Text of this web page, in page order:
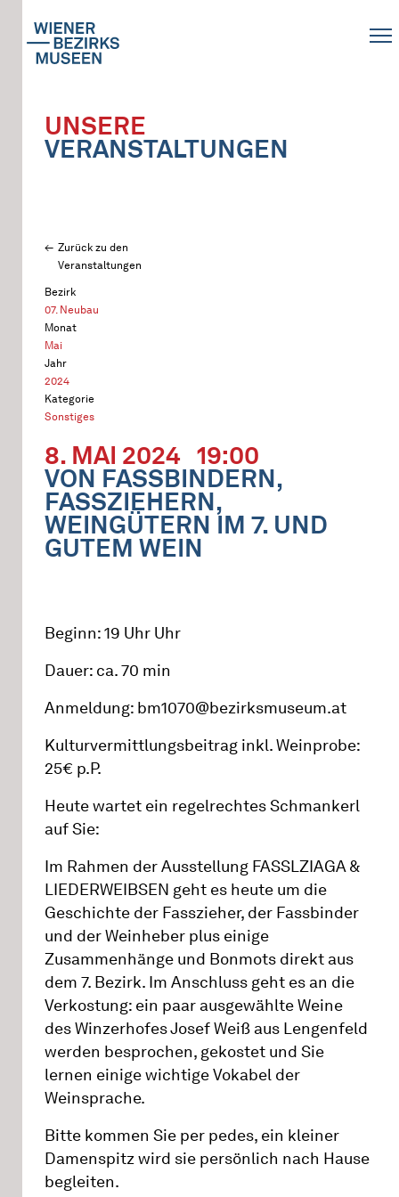
UNSERE
VERANSTALTUNGEN
Zurück zu den
Veranstaltungen
Bezirk
07. Neubau
Monat
Mai
Jahr
2024
Kategorie
Sonstiges
8. MAI 2024 19:00
VON FASSBINDERN,
FASSZIEHERN,
WEINGÜTERN IM 7. UND
GUTEM WEIN
Beginn: 19 Uhr Uhr
Dauer: ca. 70 min
Anmeldung: bm1070@bezirksmuseum.at
Kulturvermittlungsbeitrag inkl. Weinprobe:
25€ p.P.
Heute wartet ein regelrechtes Schmankerl
auf Sie:
Im Rahmen der Ausstellung FASSLZIAGA &
LIEDERWEIBSEN geht es heute um die
Geschichte der Fasszieher, der Fassbinder
und der Weinheber plus einige
Zusammenhänge und Bonmots direkt aus
dem 7. Bezirk. Im Anschluss geht es an die
Verkostung: ein paar ausgewählte Weine
des Winzerhofes Josef Weiß aus Lengenfeld
werden besprochen, gekostet und Sie
lernen einige wichtige Vokabel der
Weinsprache.
Bitte kommen Sie per pedes, ein kleiner
Damenspitz wird sie persönlich nach Hause
begleiten.